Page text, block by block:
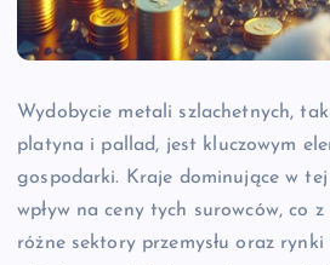
Wydobycie metali szlachetnych,
platyna i pallad, jest kluczowym
gospodarki. Kraje dominujące w
wpływ na ceny tych surowców, co
różne sektory przemysłu oraz